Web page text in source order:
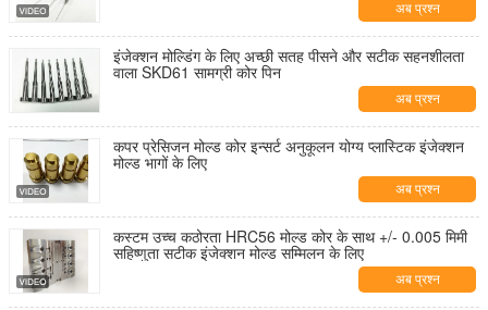
अब प्रश्न
इंजेक्शन मोल्डिंग के लिए अच्छी सतह पीसने और सटीक सहनशीलता
वाला SKD61 सामग्री कोर पिन
अब प्रश्न
कपर प्रेसिजन मोल्ड कोर इन्सर्ट अनुकूलन योग्य प्लास्टिक इंजेक्शन
मोल्ड भागों के लिए
अब प्रश्न
कस्टम उच्च कठोरता HRC56 मोल्ड कोर के साथ +/- 0.005 मिमी
सहिष्णुता सटीक इंजेक्शन मोल्ड सम्मिलन के लिए
अब प्रश्न